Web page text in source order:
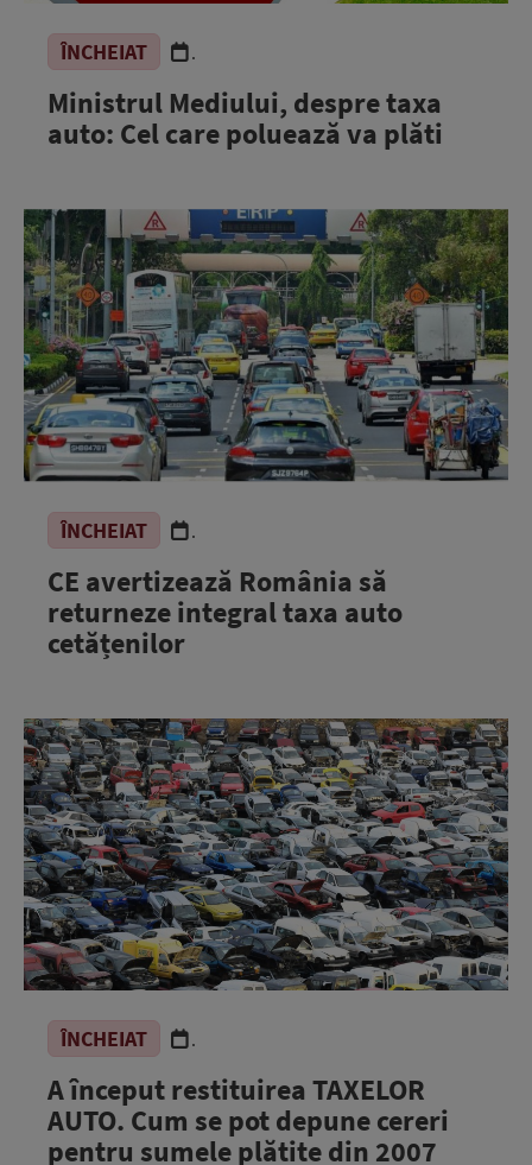
ÎNCHEIAT .
Ministrul Mediului, despre taxa
auto: Cel care poluează va plăti
ÎNCHEIAT .
CE avertizează România să
returneze integral taxa auto
cetățenilor
ÎNCHEIAT .
A început restituirea TAXELOR
AUTO. Cum se pot depune cereri
pentru sumele plătite din 2007